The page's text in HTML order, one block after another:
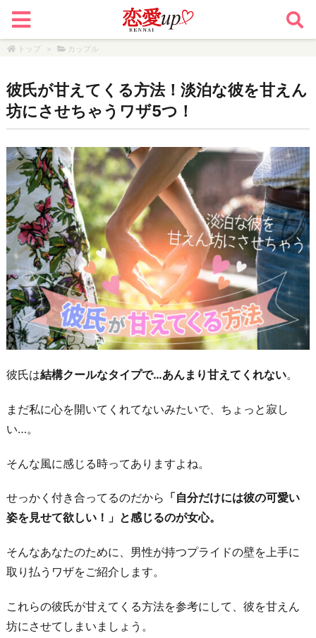
トップ > カップル
彼氏が甘えてくる方法！淡泊な彼を甘えん
坊にさせちゃうワザ5つ！
彼氏は結構クールなタイプで…あんまり甘えてくれない。
まだ私に心を開いてくれてないみたいで、ちょっと寂し
い…。
そんな風に感じる時ってありますよね。
せっかく付き合ってるのだから 「自分だけには彼の可愛い
姿を見せて欲しい！」と感じるのが女心。
そんなあなたのために、男性が持つプライドの壁を上手に
取り払うワザをご紹介します。
これらの彼氏が甘えてくる方法を参考にして、彼を甘えん
坊にさせてしまいましょう。